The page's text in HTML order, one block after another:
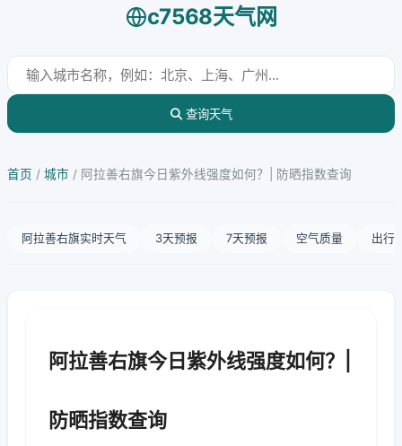
c7568天气网
查询天气
首页 / 城市 / 阿拉善右旗今日紫外线强度如何？| 防晒指数查询
阿拉善右旗实时天气 3天预报 7天预报 空气质量 出行
阿拉善右旗今日紫外线强度如何？|
防晒指数查询